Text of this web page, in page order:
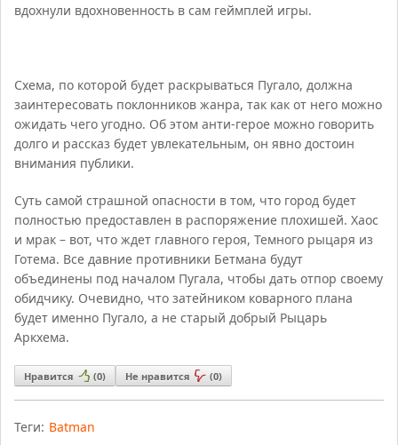
вдохнули вдохновенность в сам геймплей игры.
Схема, по которой будет раскрываться Пугало, должна
заинтересовать поклонников жанра, так как от него можно
ожидать чего угодно. Об этом анти-герое можно говорить
долго и рассказ будет увлекательным, он явно достоин
внимания публики.
Суть самой страшной опасности в том, что город будет
полностью предоставлен в распоряжение плохишей. Хаос
и мрак – вот, что ждет главного героя, Темного рыцаря из
Готема. Все давние противники Бетмана будут
объединены под началом Пугала, чтобы дать отпор своему
обидчику. Очевидно, что затейником коварного плана
будет именно Пугало, а не старый добрый Рыцарь
Аркхема.
Нравится (0) Не нравится (0)
Теги: Batman